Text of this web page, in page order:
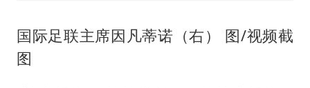
国际足联主席因凡蒂诺（右） 图/视频截
图